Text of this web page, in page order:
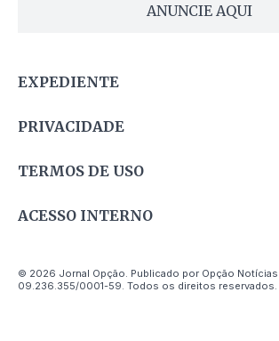
ANUNCIE AQUI
EXPEDIENTE
PRIVACIDADE
TERMOS DE USO
ACESSO INTERNO
© 2026 Jornal Opção. Publicado por Opção Notícias
09.236.355/0001-59. Todos os direitos reservados.